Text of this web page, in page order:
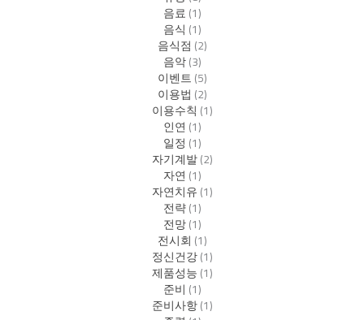
음료(1)
음식 (1)
음식점 (2)
음악(3)
이벤트(5)
이용법 (2)
이용수칙 (1)
인연(1)
일정 (1)
자기계발(2)
자연(1)
자연치유(1)
전략(1)
전망(1)
전시회 (1)
정신건강(1)
제품성능(1)
준비 (1)
준비사항(1)